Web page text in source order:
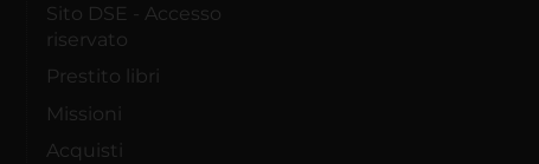
Sito DSE - Accesso
riservato
Prestito libri
Missioni
Acquisti